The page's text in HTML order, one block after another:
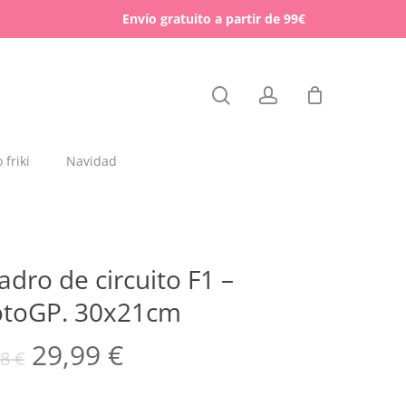
Envío gratuito a partir de 99€
dedicados
para mascotas
friki Navidad
Close
de circuito F1 –
30x21cm
€ El
precio
29,99€El